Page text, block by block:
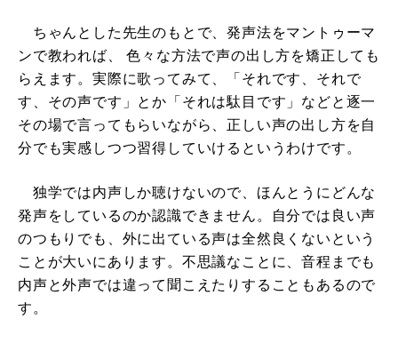
ちゃんとした先生のもとで、発声法をマントゥーマ
ンで教われば、 色々な方法で声の出し方を矯正しても
らえます。実際に歌ってみて、「それです、それで
す、その声です」とか「それは駄目です」などと逐一
その場で言ってもらいながら、正しい声の出し方を自
分でも実感しつつ習得していけるというわけです。
独学では内声しか聴けないので、ほんとうにどんな
発声をしているのか認識できません。自分では良い声
のつもりでも、外に出ている声は全然良くないという
ことが大いにあります。不思議なことに、音程までも
内声と外声では違って聞こえたりすることもあるので
す。